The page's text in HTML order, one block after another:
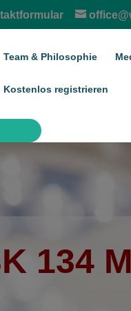
Team & Philosophie
Kostenlos registrieren
134